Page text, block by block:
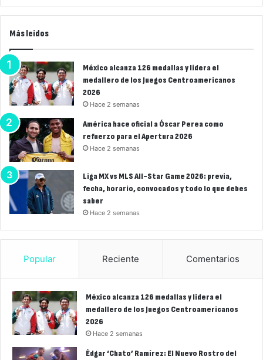
Más leídos
México alcanza 126 medallas y lidera el
medallero de los Juegos Centroamericanos
2026
Hace 2 semanas
América hace oficial a Óscar Perea como
refuerzo para el Apertura 2026
Hace 2 semanas
Liga MX vs MLS All-Star Game 2026: previa,
fecha, horario, convocados y todo lo que debes
saber
Hace 2 semanas
Popular Reciente Comentarios
México alcanza 126 medallas y lidera el
medallero de los Juegos Centroamericanos
2026
Hace 2 semanas
Édgar ‘Chato’ Ramírez: El Nuevo Rostro del